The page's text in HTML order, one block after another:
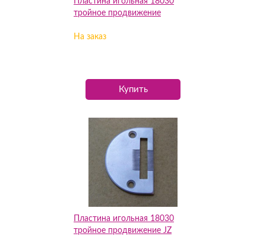
тройное продвижение
На заказ
Купить
Пластина игольная 18030
тройное продвижение JZ